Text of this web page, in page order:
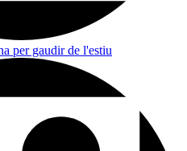
per gaudir de l'estiu